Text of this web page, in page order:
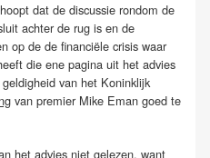
dat de discussie rondom de
achter de rug is en de
op de de financiële crisis waar
die ene pagina uit het advies
van het Koninklijk
van premier Mike Eman goed te
het advies niet gelezen, want